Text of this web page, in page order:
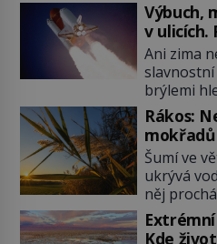
Výbuch,
v ulicích.
Ani zima
slavnostní
brýlemi
která má
posádky
Po
ztuhnou
z levného
stojí
stranu
Rákos:
mokřadů
Šumí ve
ukrývá
něj
Přesto
domy,
Kde